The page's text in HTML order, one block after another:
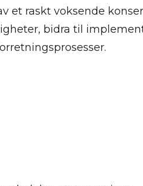
et raskt voksende
bidra til